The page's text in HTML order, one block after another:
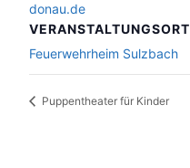
donau.de
VERANSTALTUNGSORT
Feuerwehrheim Sulzbach
Puppentheater für Kinder